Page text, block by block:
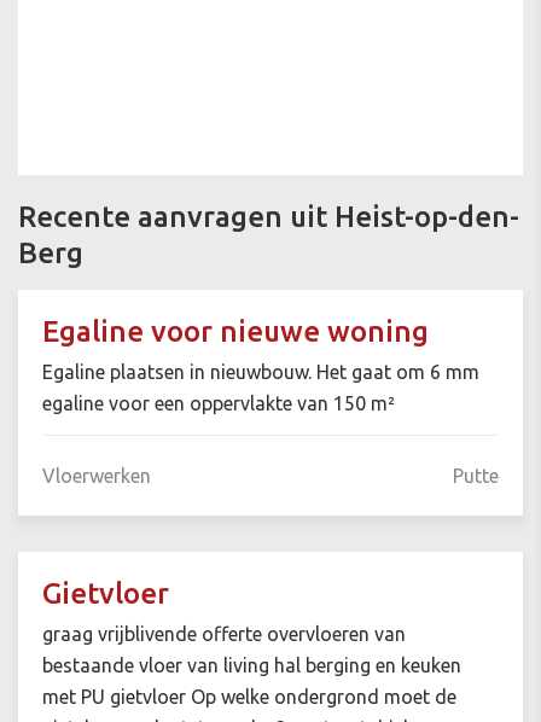
Recente aanvragen uit Heist-op-den-
Berg
Egaline voor nieuwe woning
Egaline plaatsen in nieuwbouw. Het gaat om 6 mm
egaline voor een oppervlakte van 150 m²
Vloerwerken Putte
Gietvloer
graag vrijblivende offerte overvloeren van
bestaande vloer van living hal berging en keuken
met PU gietvloer Op welke ondergrond moet de